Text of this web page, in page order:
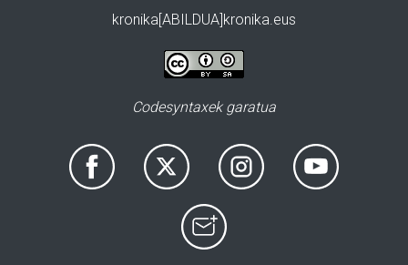
kronika[ABILDUA]kronika.eus
Codesyntaxek garatua